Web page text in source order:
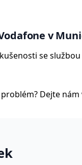
v
se
Dejte nám